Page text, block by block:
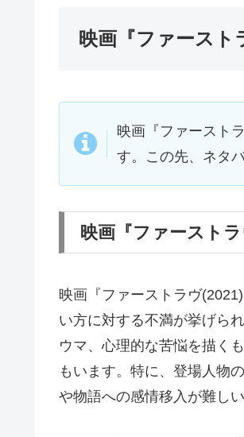
映画『ファースト
映画『ファースト
す。この先、ネタ
映画『ファースト
映画『ファーストラヴ
い方に対する不満が挙げら
ウマ、心理的な苦悩を描く
もいます。特に、登場人物
や物語への感情移入が難し